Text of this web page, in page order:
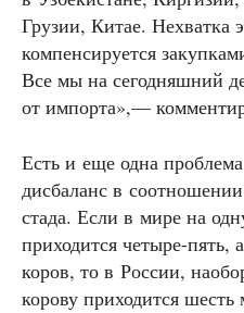
Грузии, Китае. Нехватка
компенсируется
Все мы на сегодняшний
от импорта»,—
Есть и еще одна
дисбаланс в
стада. Если в мире на
приходится четыре-
коров, то в России,
корову приходится